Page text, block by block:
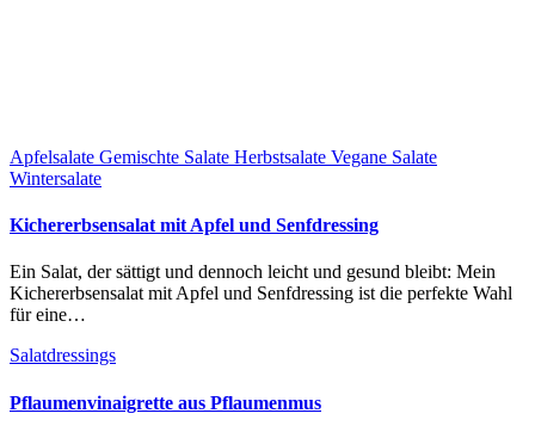
Apfelsalate Gemischte Salate Herbstsalate Vegane Salate
Wintersalate
Kichererbsensalat mit Apfel und Senfdressing
Ein Salat, der sättigt und dennoch leicht und gesund bleibt: Mein
Kichererbsensalat mit Apfel und Senfdressing ist die perfekte Wahl
für eine…
Salatdressings
Pflaumenvinaigrette aus Pflaumenmus